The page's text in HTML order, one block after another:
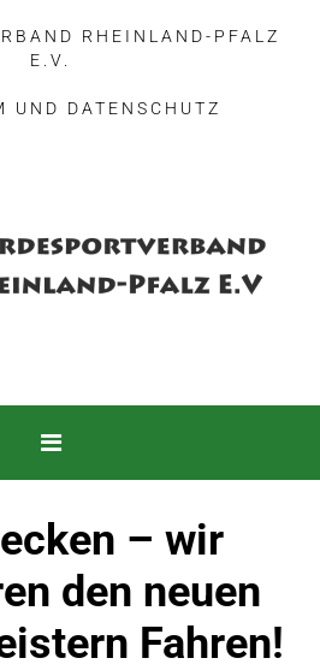
RHEINLAND-PFALZ
E.V.
UND DATENSCHUTZ
– wir
den neuen
Fahren!